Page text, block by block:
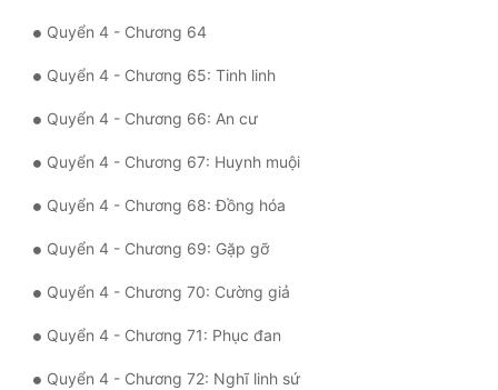
Quyển 4 - Chương 64
Quyển 4 - Chương 65: Tinh linh
Quyển 4 - Chương 66: An cư
Quyển 4 - Chương 67: Huynh muội
Quyển 4 - Chương 68: Đồng hóa
Quyển 4 - Chương 69: Gặp gỡ
Quyển 4 - Chương 70: Cường giả
Quyển 4 - Chương 71: Phục đan
Quyển 4 - Chương 72: Nghĩ linh sứ